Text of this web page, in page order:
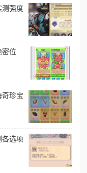
测强度
密位
珍宝
各选项